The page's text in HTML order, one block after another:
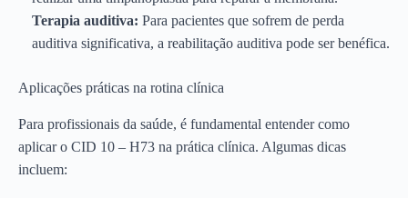
Terapia auditiva: Para pacientes que sofrem de perda
auditiva significativa, a reabilitação auditiva pode ser benéfica.
Aplicações práticas na rotina clínica
Para profissionais da saúde, é fundamental entender como
aplicar o CID 10 – H73 na prática clínica. Algumas dicas
incluem: